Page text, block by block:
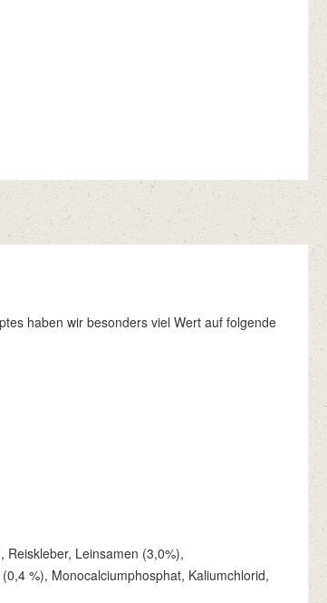
haben wir besonders viel Wert auf folgende
Leinsamen (3,0%),
%), Monocalciumphosphat, Kaliumchlorid,